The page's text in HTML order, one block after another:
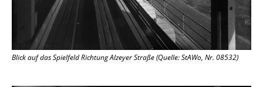
Blick auf das Spielfeld Richtung Alzeyer Straße (Quelle: StAWo, Nr. 08532)